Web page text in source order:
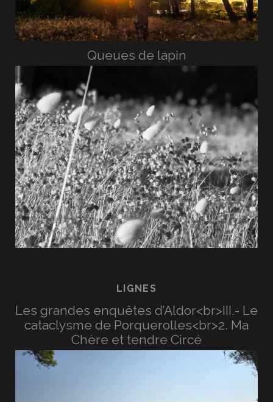
Queues de lapin
LIGNES
Les grandes enquêtes d’Aldor<br>III.- Le
cataclysme de Porquerolles<br>2. Ma
Chère et tendre Circé